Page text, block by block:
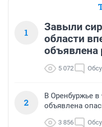
1
Завыли
области
объявлена
5 072
2
В Оренбуржье в
объявлена
3 856